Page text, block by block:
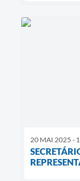
20 MAI 2025 -